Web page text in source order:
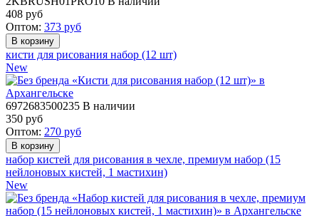
408 руб
Оптом: 373 руб
кисти для рисования набор (12 шт)
New
6972683500235 В наличии
350 руб
Оптом: 270 руб
набор кистей для рисования в чехле, премиум набор (15
нейлоновых кистей, 1 мастихин)
New